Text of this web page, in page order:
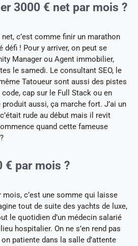
3000 € net par mois ?
c’est comme finir un marathon
défi ! Pour y arriver, on peut se
Manager ou Agent immobilier,
le samedi. Le consultant SEO, le
Tatoueur sont aussi des pistes
cap sur le Full Stack ou en
produit aussi, ça marche fort. J’ai un
rude au début mais il revit
quand cette fameuse
€ par mois ?
c’est une somme qui laisse
tout de suite des yachts de luxe,
le quotidien d’un médecin salarié
hospitalier. On ne s’en rend pas
patiente dans la salle d’attente